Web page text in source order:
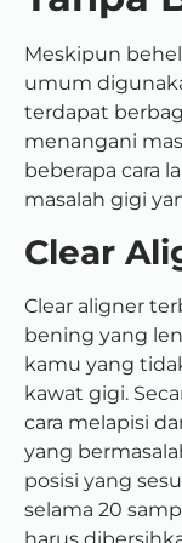
Meskipun
umum
terdapat
menangani
beberapa cara
masalah gigi
Clear
Clear aligner
bening yang
kamu yang
kawat gigi.
cara melapisi
yang
posisi yang
selama 20